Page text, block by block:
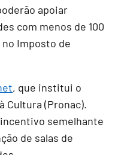
apoiar
com menos de 100
Imposto de
, que institui o
Cultura (Pronac).
semelhante
de salas de